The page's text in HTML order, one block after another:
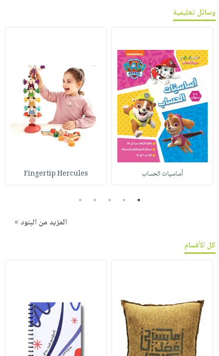
وسائل تعليمية
أساسيات الحساب Fingertip Hercules
1
2
3
4
5
المزيد من البنود »
كل الأقسام